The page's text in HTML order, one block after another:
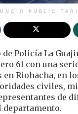
Policía La
61 con una
Riohacha, en
civiles,
de